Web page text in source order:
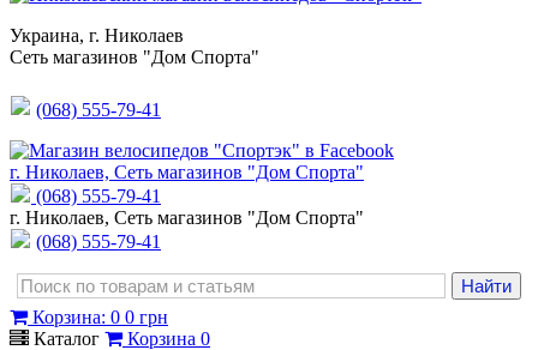
Украина, г. Николаев
Сеть магазинов "Дом Спорта"
(068) 555-79-41
г. Николаев, Сеть магазинов "Дом Спорта"
(068) 555-79-41
г. Николаев, Сеть магазинов "Дом Спорта"
(068) 555-79-41
Корзина: 0 0 грн
Каталог
Корзина 0